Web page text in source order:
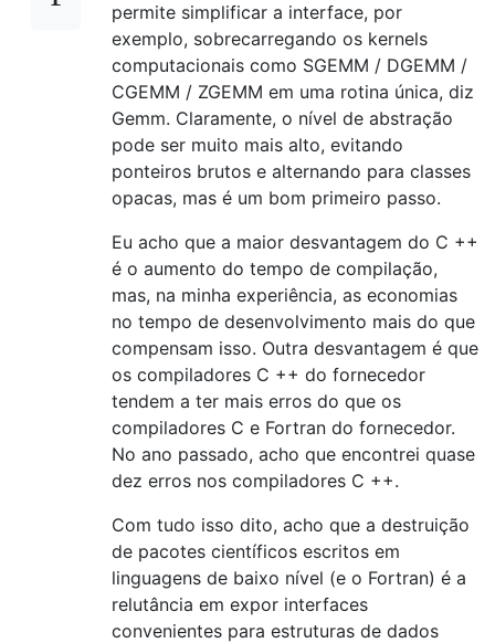
permite simplificar a interface, por
exemplo, sobrecarregando os kernels
computacionais como SGEMM / DGEMM /
CGEMM / ZGEMM em uma rotina única, diz
Gemm. Claramente, o nível de abstração
pode ser muito mais alto, evitando
ponteiros brutos e alternando para classes
opacas, mas é um bom primeiro passo.
Eu acho que a maior desvantagem do C ++
é o aumento do tempo de compilação,
mas, na minha experiência, as economias
no tempo de desenvolvimento mais do que
compensam isso. Outra desvantagem é que
os compiladores C ++ do fornecedor
tendem a ter mais erros do que os
compiladores C e Fortran do fornecedor.
No ano passado, acho que encontrei quase
dez erros nos compiladores C ++.
Com tudo isso dito, acho que a destruição
de pacotes científicos escritos em
linguagens de baixo nível (e o Fortran) é a
relutância em expor interfaces
convenientes para estruturas de dados